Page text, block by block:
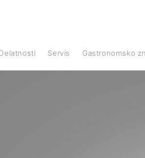
Delatnosti Servis Gastronomsko